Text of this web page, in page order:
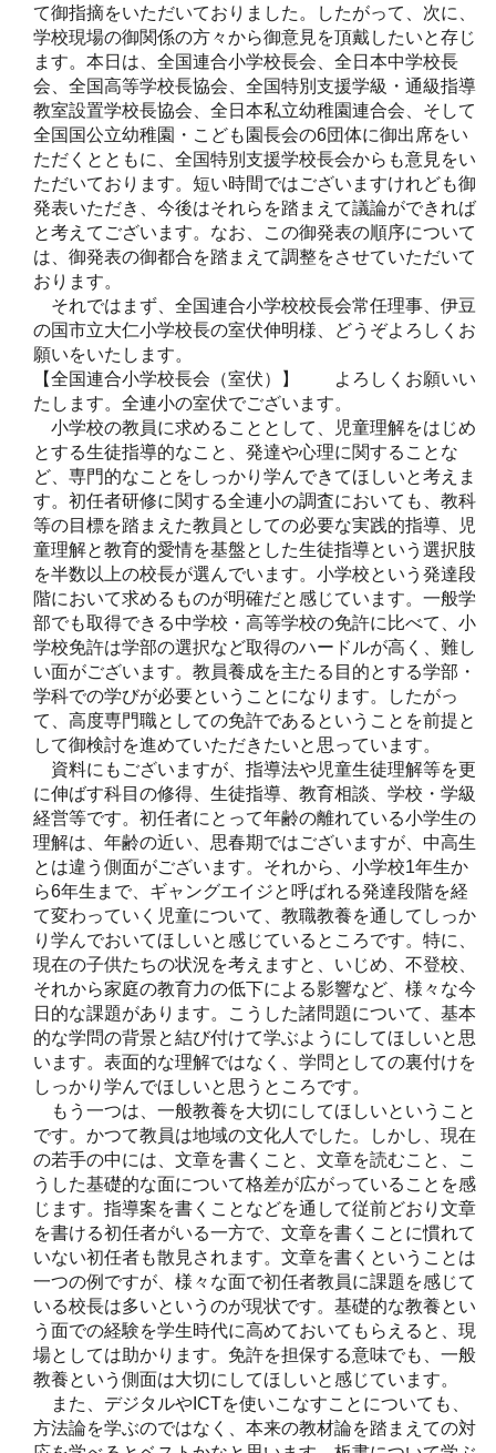
て御指摘をいただいておりました。したがって、次に、
学校現場の御関係の方々から御意見を頂戴したいと存じ
ます。本日は、全国連合小学校長会、全日本中学校長
会、全国高等学校長協会、全国特別支援学級・通級指導
教室設置学校長協会、全日本私立幼稚園連合会、そして
全国国公立幼稚園・こども園長会の6団体に御出席をい
ただくとともに、全国特別支援学校長会からも意見をい
ただいております。短い時間ではございますけれども御
発表いただき、今後はそれらを踏まえて議論ができれば
と考えてございます。なお、この御発表の順序について
は、御発表の御都合を踏まえて調整をさせていただいて
おります。
それではまず、全国連合小学校校長会常任理事、伊豆
の国市立大仁小学校長の室伏伸明様、どうぞよろしくお
願いをいたします。
【全国連合小学校長会（室伏）】 よろしくお願いい
たします。全連小の室伏でございます。
小学校の教員に求めることとして、児童理解をはじめ
とする生徒指導的なこと、発達や心理に関することな
ど、専門的なことをしっかり学んできてほしいと考えま
す。初任者研修に関する全連小の調査においても、教科
等の目標を踏まえた教員としての必要な実践的指導、児
童理解と教育的愛情を基盤とした生徒指導という選択肢
を半数以上の校長が選んでいます。小学校という発達段
階において求めるものが明確だと感じています。一般学
部でも取得できる中学校・高等学校の免許に比べて、小
学校免許は学部の選択など取得のハードルが高く、難し
い面がございます。教員養成を主たる目的とする学部・
学科での学びが必要ということになります。したがっ
て、高度専門職としての免許であるということを前提と
して御検討を進めていただきたいと思っています。
資料にもございますが、指導法や児童生徒理解等を更
に伸ばす科目の修得、生徒指導、教育相談、学校・学級
経営等です。初任者にとって年齢の離れている小学生の
理解は、年齢の近い、思春期ではございますが、中高生
とは違う側面がございます。それから、小学校1年生か
ら6年生まで、ギャングエイジと呼ばれる発達段階を経
て変わっていく児童について、教職教養を通してしっか
り学んでおいてほしいと感じているところです。特に、
現在の子供たちの状況を考えますと、いじめ、不登校、
それから家庭の教育力の低下による影響など、様々な今
日的な課題があります。こうした諸問題について、基本
的な学問の背景と結び付けて学ぶようにしてほしいと思
います。表面的な理解ではなく、学問としての裏付けを
しっかり学んでほしいと思うところです。
もう一つは、一般教養を大切にしてほしいということ
です。かつて教員は地域の文化人でした。しかし、現在
の若手の中には、文章を書くこと、文章を読むこと、こ
うした基礎的な面について格差が広がっていることを感
じます。指導案を書くことなどを通して従前どおり文章
を書ける初任者がいる一方で、文章を書くことに慣れて
いない初任者も散見されます。文章を書くということは
一つの例ですが、様々な面で初任者教員に課題を感じて
いる校長は多いというのが現状です。基礎的な教養とい
う面での経験を学生時代に高めておいてもらえると、現
場としては助かります。免許を担保する意味でも、一般
教養という側面は大切にしてほしいと感じています。
また、デジタルやICTを使いこなすことについても、
方法論を学ぶのではなく、本来の教材論を踏まえての対